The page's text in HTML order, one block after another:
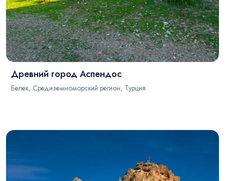
Древний город Аспендос
Белек, Средиземноморский регион, Турция